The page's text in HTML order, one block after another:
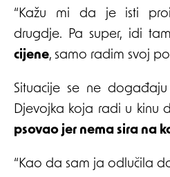
“Kažu mi da je isti
drugdje. Pa super, idi
cijene, samo radim svoj
Situacije se ne
Djevojka koja radi u kinu
psovao jer nema sira na
“Kao da sam ja odlučila